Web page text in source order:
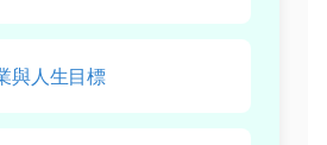
與人生目標